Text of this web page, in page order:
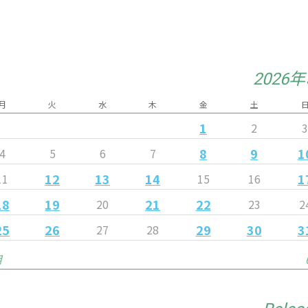
2026
火 水 木 金 土 日
1 2
3
5 6 7 8 9
12 13 14 15 16
19 20 21 22 23
26 27 28 29 30